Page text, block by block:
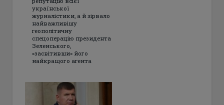
української
журналістики, а й зірвало
найважливішу
геополітичну
спецоперацію президента
Зеленського,
«засвітивши» його
найкращого агента